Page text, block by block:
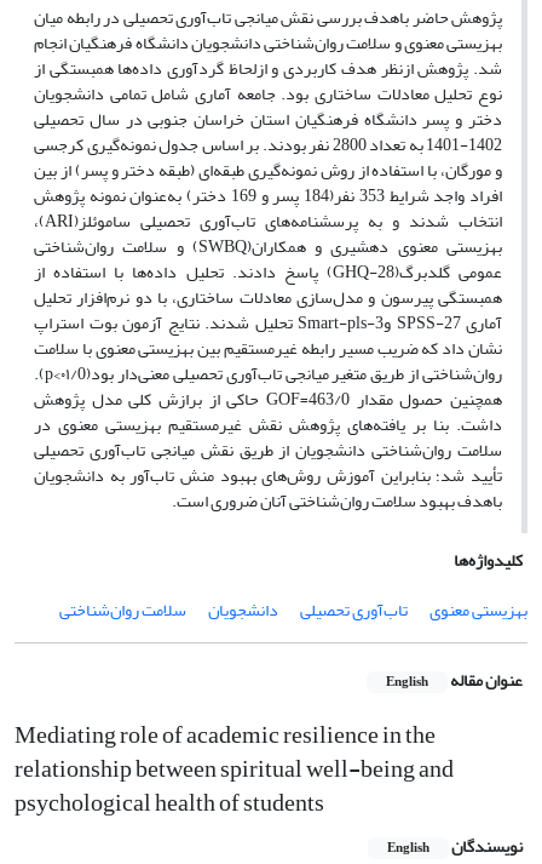
پژوهش حاضر باهدف بررسی نقش میانجی تاب‌آوری تحصیلی در رابطه میان
بهزیستی معنوی و سلامت روان‌شناختی دانشجویان دانشگاه فرهنگیان انجام
شد. پژوهش ازنظر هدف کاربردی و ازلحاظ گردآوری داده‌ها همبستگی از
نوع تحلیل معادلات ساختاری بود. جامعه آماری شامل تمامی دانشجویان
دختر و پسر دانشگاه فرهنگیان استان خراسان جنوبی در سال تحصیلی
1402-1401 به تعداد 2800 نفر بودند. بر اساس جدول نمونه‌گیری کرجسی
و مورگان، با استفاده از روش نمونه‌گیری طبقه‌ای (طبقه دختر و پسر) از بین
افراد واجد شرایط 353 نفر(184 پسر و 169 دختر) به‌عنوان نمونه پژوهش
انتخاب شدند و به پرسشنامه‌های تاب‌آوری تحصیلی ساموئلز(ARI)،
بهزیستی معنوی دهشیری و همکاران(SWBQ) و سلامت روان‌شناختی
عمومی گلدبرگ(GHQ-28) پاسخ دادند. تحلیل داده‌ها با استفاده از
همبستگی پیرسون و مدل‌سازی معادلات ساختاری، با دو نرم‌افزار تحلیل
آماری SPSS-27 وSmart-pls-3 تحلیل شدند. نتایج آزمون بوت استراپ
نشان داد که ضریب مسیر رابطه غیرمستقیم بین بهزیستی معنوی با سلامت
روان‌شناختی از طریق متغیر میانجی تاب‌آوری تحصیلی معنی‌دار بود(۰۱/0>p).
همچنین حصول مقدار 463/0=GOF حاکی از برازش کلی مدل پژوهش
داشت. بنا بر یافته‌های پژوهش نقش غیرمستقیم بهزیستی معنوی در
سلامت روان‌شناختی دانشجویان از طریق نقش میانجی تاب‌آوری تحصیلی
تأیید شد؛ بنابراین آموزش روش‌های بهبود منش تاب‌آور به دانشجویان
باهدف بهبود سلامت روان‌شناختی آنان ضروری است.
کلیدواژه‌ها
بهزیستی معنوی
تاب‌آوری تحصیلی دانشجویان سلامت روان‌شناختی
عنوان مقاله English
Mediating role of academic resilience in the
relationship between spiritual well-being and
psychological health of students
نویسندگان English